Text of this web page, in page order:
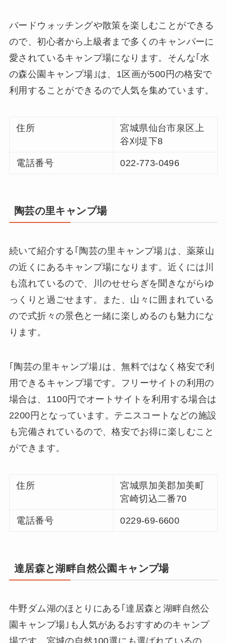
バードウォッチングや散策を楽しむことができる
ので、初心者から上級者まで多くのキャンパーに
愛されているキャンプ場になります。そんな｢水
の森公園キャンプ場｣は、1区画が500円の格安で
利用することができるので人気を集めています。
住所
宮城県仙台市泉区上
谷刈堤下8
電話番号 022-773-0496
陶芸の里キャンプ場
続いて紹介する｢陶芸の里キャンプ場｣は、薬萊山
の近くにあるキャンプ場になります。近くには川
も流れているので、川のせせらぎを聞きながらゆ
っくりと過ごせます。また、山々に囲まれている
ので式折々の景色と一緒に楽しめるのも魅力にな
ります。
｢陶芸の里キャンプ場｣は、無料ではなく格安で利
用できるキャンプ場です。フリーサイトの利用の
場合は、1100円でオートサイトを利用する場合は
2200円となっています。テニスコートなどの施設
も完備されているので、格安でお得に楽しむこと
ができます。
住所
宮城県加美郡加美町
宮崎切込二番70
電話番号 0229-69-6600
達居森と湖畔自然公園キャンプ場
牛野ダム湖のほとりにある｢達居森と湖畔自然公
園キャンプ場｣も人気があるおすすめのキャンプ